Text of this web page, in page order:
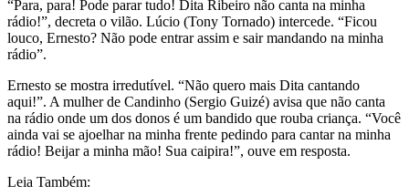
“Para, para! Pode parar tudo! Dita Ribeiro não canta na minha
rádio!”, decreta o vilão. Lúcio (Tony Tornado) intercede. “Ficou
louco, Ernesto? Não pode entrar assim e sair mandando na minha
rádio”.
Ernesto se mostra irredutível. “Não quero mais Dita cantando
aqui!”. A mulher de Candinho (Sergio Guizé) avisa que não canta
na rádio onde um dos donos é um bandido que rouba criança. “Você
ainda vai se ajoelhar na minha frente pedindo para cantar na minha
rádio! Beijar a minha mão! Sua caipira!”, ouve em resposta.
Leia Também: